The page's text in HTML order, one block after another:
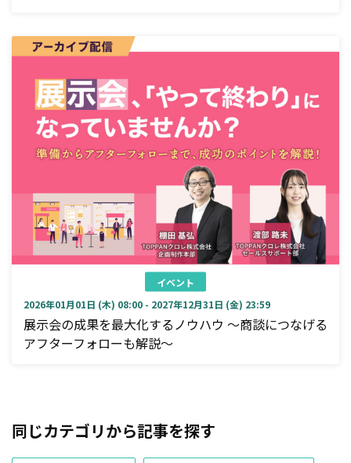
イベント
2026年01月01日 (木) 08:00 - 2027年12月31日 (金) 23:59
展示会の成果を最大化するノウハウ ～商談につなげる
アフターフォローも解説～
同じカテゴリから記事を探す